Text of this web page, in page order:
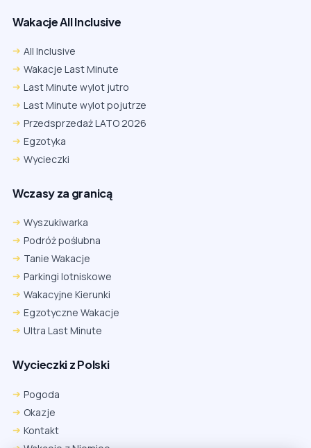
Wakacje All Inclusive
All Inclusive
Wakacje Last Minute
Last Minute wylot jutro
Last Minute wylot pojutrze
Przedsprzedaż LATO 2026
Egzotyka
Wycieczki
Wczasy za granicą
Wyszukiwarka
Podróż poślubna
Tanie Wakacje
Parkingi lotniskowe
Wakacyjne Kierunki
Egzotyczne Wakacje
Ultra Last Minute
Wycieczki z Polski
Pogoda
Okazje
Kontakt
Firefox
Ustawienia → Prywatność i bezpieczeństwo → Pliki cookie innych
firm → ustaw „Zezwalaj”.
Na czas rezerwacji nie blokuj cookies i śledzenia dla tej witryny.